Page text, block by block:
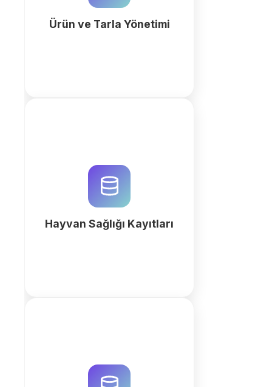
Ürün ve Tarla Yönetimi
hemen yönetin.
Hayvan Sağlığı Kayıtları
veteriner süreçlerini QuintaDB AI
ile dijitalleştirin. Otomatik aşılama
takipleri ve tıbbi geçmiş yönetimi
için hemen başlayın.
süreçlerinizi dijitalleştirin. AI
destekli çalışma alanı ile rekolte